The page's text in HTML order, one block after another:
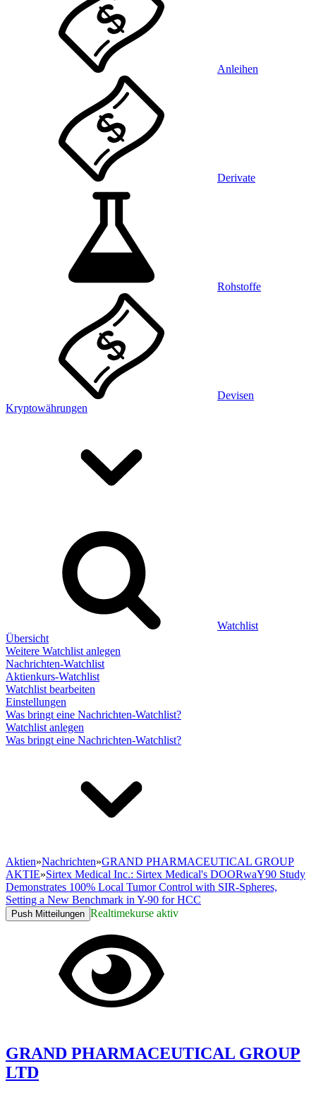
Anleihen
Derivate
Rohstoffe
Devisen
Kryptowährungen
Watchlist
Übersicht
Weitere Watchlist anlegen
Nachrichten-Watchlist
Aktienkurs-Watchlist
Watchlist bearbeiten
Einstellungen
Was bringt eine Nachrichten-Watchlist?
Watchlist anlegen
Was bringt eine Nachrichten-Watchlist?
Aktien»Nachrichten»GRAND PHARMACEUTICAL GROUP
AKTIE»Sirtex Medical Inc.: Sirtex Medical's DOORwaY90 Study
Demonstrates 100% Local Tumor Control with SIR-Spheres,
Setting a New Benchmark in Y-90 for HCC
Push Mitteilungen Realtimekurse aktiv
GRAND PHARMACEUTICAL GROUP
LTD